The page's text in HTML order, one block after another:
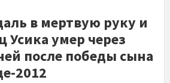
в мертвую руку и
Усика умер через
после победы сына
2012